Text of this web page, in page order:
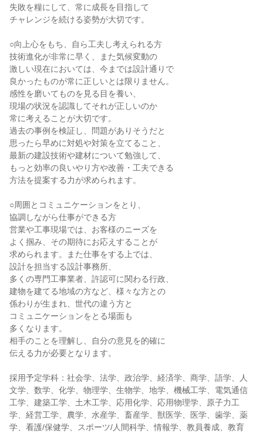
失敗を糧にして、常に成長を目指して
チャレンジを続ける姿勢が大切です。
○向上心をもち、自ら工夫し考えられる方
技術進化が非常に早く、また気候変動の
激しい現在においては、今までは設計通りで
良かったものが常に正しいとは限りません。
感性を磨いてものを見る目を養い、
現場の状況を認識してそれが正しいのか
常に考えることが大切です。
過去の事例を検証し、問題がありそうだと
思ったら早めに対処や対策を立てること、
最新の建設技術や建材について勉強して、
もっと効率の良いやり方や改善・工夫できる
方法を提案する力が求められます。
○周囲とコミュニケーションをとり、
協調しながら仕事ができる方
営業や工事現場では、お客様のニーズを
よく掴み、その期待にお応えすることが
求められます。また仕事をする上では、
設計を担当する設計事務所、
多くの専門工事業者、許認可に関わる行政、
建物を建てる地域の方など、様々な方との
係わりが生まれ、世代の違う方と
コミュニケーションをとる場面も
多くなります。
相手のことを理解し、自分の意見を的確に
伝える力が必要となります。
採用予定学科：社会学、法学、政治学、経済学、商学、語学、人
文学、数学、化学、物理学、生物学、地学、機械工学、電気通信
工学、建築工学、土木工学、応用化学、応用物理学、原子力工
学、経営工学、農学、水産学、畜産学、獣医学、医学、歯学、薬
学、看護/保健学、スポーツ/人間科学、情報学、教員養成、教育